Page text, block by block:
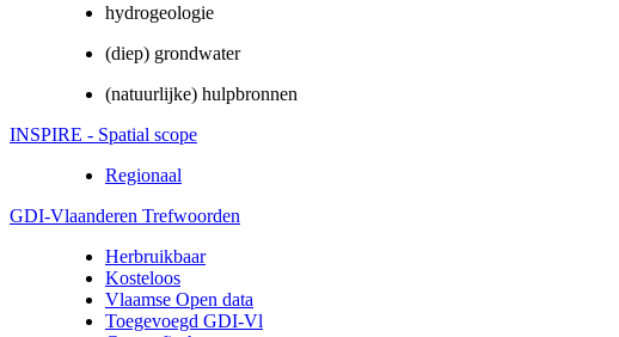
hydrogeologie
(diep) grondwater
(natuurlijke) hulpbronnen
INSPIRE - Spatial scope
Regionaal
GDI-Vlaanderen Trefwoorden
Herbruikbaar
Kosteloos
Vlaamse Open data
Toegevoegd GDI-Vl